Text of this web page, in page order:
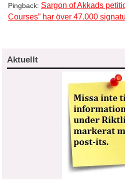
Pingback: Sargon of Akkads
Courses” har över 47.000
Aktuellt